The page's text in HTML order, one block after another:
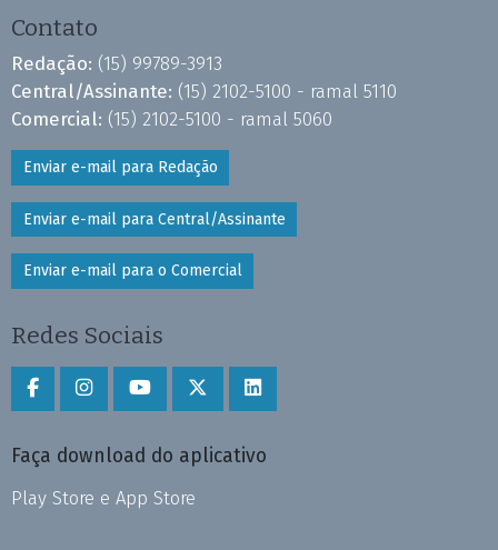
Contato
Redação: (15) 99789-3913
Central/Assinante: (15) 2102-5100 - ramal 5110
Comercial: (15) 2102-5100 - ramal 5060
Enviar e-mail para Redação
Enviar e-mail para Central/Assinante
Enviar e-mail para o Comercial
Redes Sociais
Faça download do aplicativo
Play Store e App Store